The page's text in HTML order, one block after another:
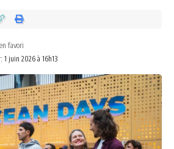
1 juin 2026 à 16h13